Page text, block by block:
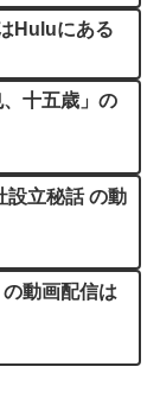
Huluにある
十五歳」の
設立秘話 の動
動画配信は